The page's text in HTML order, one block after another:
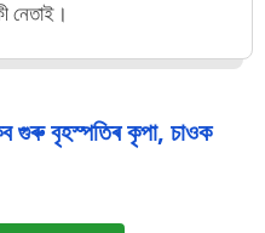
নেতাই।
গুৰু বৃহস্পতিৰ কৃপা, চাওক